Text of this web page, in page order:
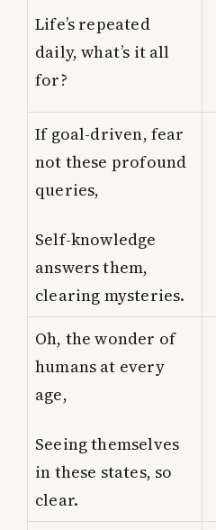
Life’s repeated
daily, what’s it all
for?
If goal-driven, fear
not these profound
queries,
Self-knowledge
answers them,
clearing mysteries.
Oh, the wonder of
humans at every
age,
Seeing themselves
in these states, so
clear.